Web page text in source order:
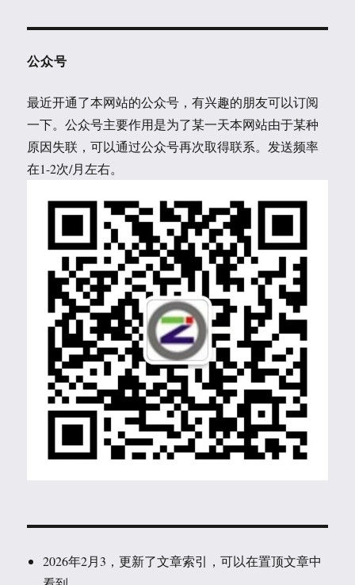
公众号
最近开通了本网站的公众号，有兴趣的朋友可以订阅
一下。公众号主要作用是为了某一天本网站由于某种
原因失联，可以通过公众号再次取得联系。发送频率
在1-2次/月左右。
2026年2月3，更新了文章索引，可以在置顶文章中